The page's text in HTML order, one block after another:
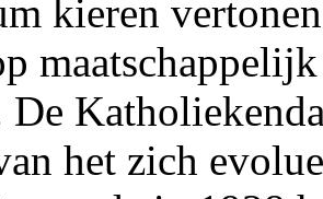
kieren
De
het zich